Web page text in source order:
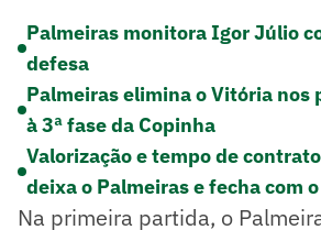
Palmeiras monitora Igor Júlio
defesa
Palmeiras elimina o Vitória nos
à 3ª fase da Copinha
Valorização e tempo de
deixa o Palmeiras e fecha com
Na primeira partida, o